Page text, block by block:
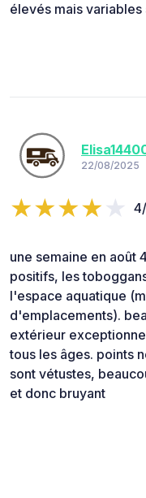
élevés mais variables
22/08/2025
une semaine en août
positifs, les
l'espace aquatique
d'emplacements).
extérieur
tous les âges. points
sont vétustes,
et donc bruyant